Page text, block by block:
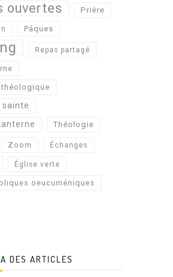
ouvertes Prière
Pâques
Repas partagé
sainte
Théologie
Zoom Échanges
Église verte
oeucuméniques
DES ARTICLES